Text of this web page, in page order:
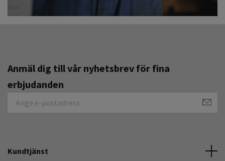
Anmäl dig till vår nyhetsbrev för fina
erbjudanden
Kundtjänst